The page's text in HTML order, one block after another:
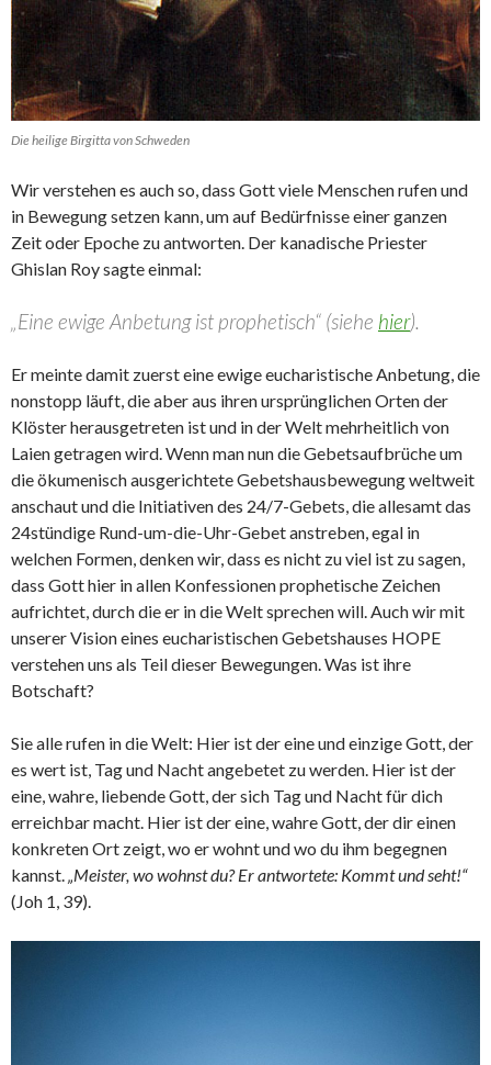
Die heilige Birgitta von Schweden
Wir verstehen es auch so, dass Gott viele Menschen rufen und
in Bewegung setzen kann, um auf Bedürfnisse einer ganzen
Zeit oder Epoche zu antworten. Der kanadische Priester
Ghislan Roy sagte einmal:
„Eine ewige Anbetung ist prophetisch“ (siehe hier).
Er meinte damit zuerst eine ewige eucharistische Anbetung, die
nonstopp läuft, die aber aus ihren ursprünglichen Orten der
Klöster herausgetreten ist und in der Welt mehrheitlich von
Laien getragen wird. Wenn man nun die Gebetsaufbrüche um
die ökumenisch ausgerichtete Gebetshausbewegung weltweit
anschaut und die Initiativen des 24/7-Gebets, die allesamt das
24stündige Rund-um-die-Uhr-Gebet anstreben, egal in
welchen Formen, denken wir, dass es nicht zu viel ist zu sagen,
dass Gott hier in allen Konfessionen prophetische Zeichen
aufrichtet, durch die er in die Welt sprechen will. Auch wir mit
unserer Vision eines eucharistischen Gebetshauses HOPE
verstehen uns als Teil dieser Bewegungen. Was ist ihre
Botschaft?
Sie alle rufen in die Welt: Hier ist der eine und einzige Gott, der
es wert ist, Tag und Nacht angebetet zu werden. Hier ist der
eine, wahre, liebende Gott, der sich Tag und Nacht für dich
erreichbar macht. Hier ist der eine, wahre Gott, der dir einen
konkreten Ort zeigt, wo er wohnt und wo du ihm begegnen
kannst.„Meister, wo wohnst du? Er antwortete: Kommt und seht!“
(Joh 1, 39).